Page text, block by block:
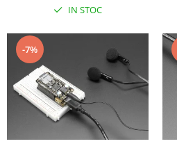
IN STOC
-7%